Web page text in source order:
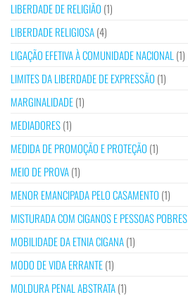
LIBERDADE DE RELIGIÃO (1)
LIBERDADE RELIGIOSA(4)
LIGAÇÃO EFETIVA À COMUNIDADE NACIONAL (1)
LIMITES DA LIBERDADE DE EXPRESSÃO (1)
MARGINALIDADE(1)
MEDIADORES(1)
MEDIDA DE PROMOÇÃO E PROTEÇÃO (1)
MEIO DE PROVA(1)
MENOR EMANCIPADA PELO CASAMENTO (1)
MISTURADA COM CIGANOS E PESSOAS POBRES
MOBILIDADE DA ETNIA CIGANA(1)
MODO DE VIDA ERRANTE(1)
MOLDURA PENAL ABSTRATA(1)